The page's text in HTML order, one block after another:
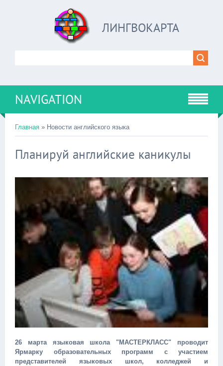
ЛИНГВОКАРТА
NAVIGATION
Главная » Новости английского языка
Планируй английские каникулы
26 марта языковая школа "МАСТЕРКЛАСС" проводит
Ярмарку образовательных программ с участием
представителей языковых школ, колледжей и